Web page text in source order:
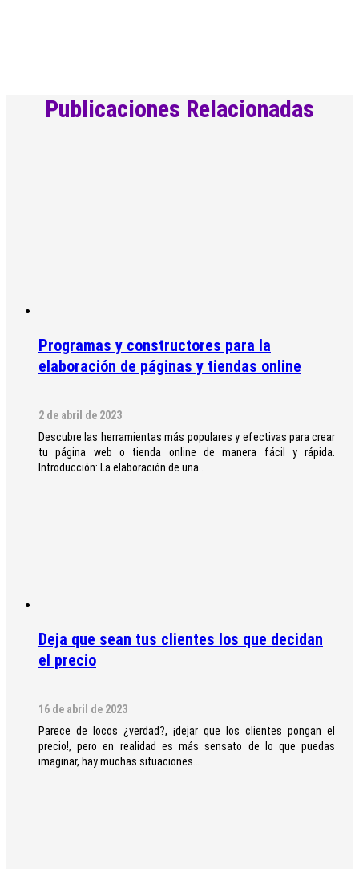
Publicaciones Relacionadas
Programas y constructores para la
elaboración de páginas y tiendas online
2 de abril de 2023
Descubre las herramientas más populares y efectivas para crear
tu página web o tienda online de manera fácil y rápida.
Introducción: La elaboración de una…
Deja que sean tus clientes los que decidan
el precio
16 de abril de 2023
Parece de locos ¿verdad?, ¡dejar que los clientes pongan el
precio!, pero en realidad es más sensato de lo que puedas
imaginar, hay muchas situaciones…